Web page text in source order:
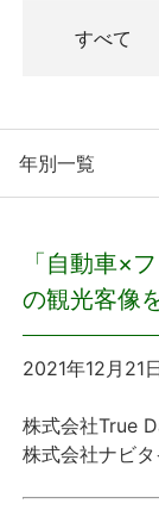
経営理念
プレス
プレス
おしらせ
すべて
年別一覧
「自動車×
の観光客像
2021年12月21
株式会社True
株式会社ナビ